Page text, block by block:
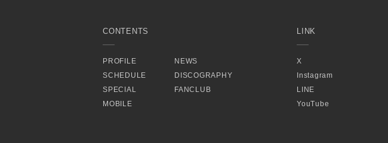
CONTENTS
PROFILE
NEWS
SCHEDULE
DISCOGRAPHY
SPECIAL
FANCLUB
MOBILE
LINK
X
Instagram
LINE
YouTube